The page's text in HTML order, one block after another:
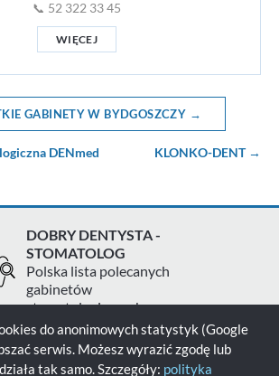
📞 52 322 33 45
WIĘCEJ
GABINETY W BYDGOSZCZY →
DENmed KLONKO-DENT →
DOBRY DENTYSTA -
STOMATOLOG
Polska lista polecanych
gabinetów
stomatologicznych
Kontakt Polityka prywatności
do anonimowych statystyk (Google
serwis. Możesz wyrazić zgodę lub
tak samo. Szczegóły: polityka